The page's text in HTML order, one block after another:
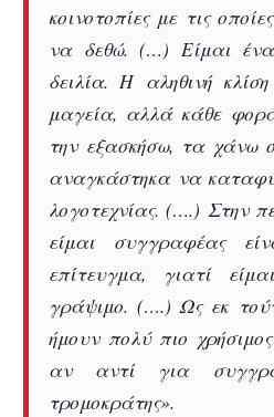
κοινοτοπίες με τις
να δεθώ. (…) Είμαι
δειλία. Η αληθινή
μαγεία, αλλά κάθε
την εξασκήσω, τα χάνω
αναγκάστηκα να
λογοτεχνίας. (….) Στην
είμαι συγγραφέας
επίτευγμα, γιατί
γράψιμο. (….) Ως εκ
ήμουν πολύ πιο
αν αντί για
τρομοκράτης».